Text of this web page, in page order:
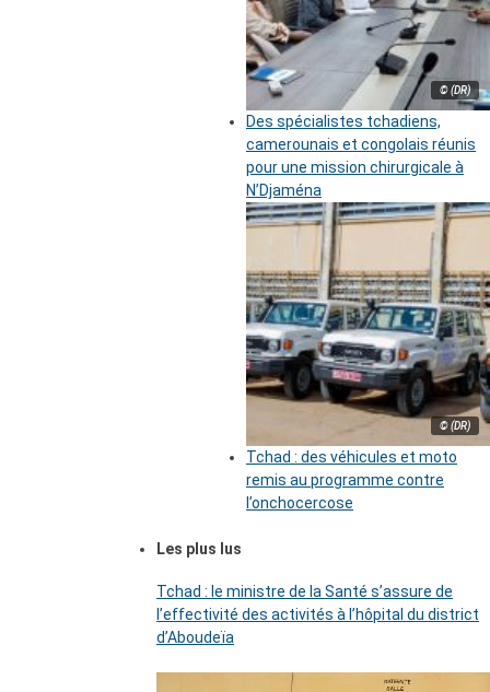
© (DR)
Des spécialistes tchadiens,
camerounais et congolais réunis
pour une mission chirurgicale à
N’Djaména
© (DR)
Tchad : des véhicules et moto
remis au programme contre
l’onchocercose
Les plus lus
Tchad : le ministre de la Santé s’assure de
l’effectivité des activités à l’hôpital du district
d’Aboudeïa